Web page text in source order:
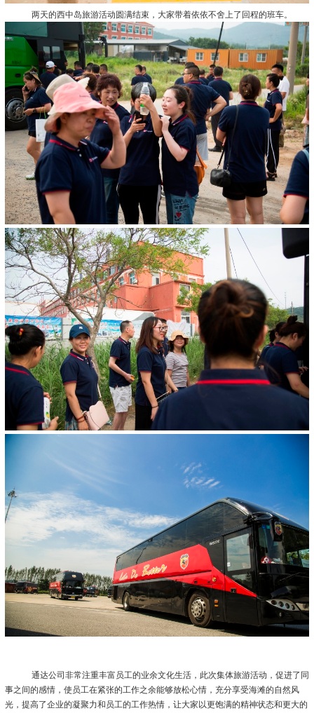
两天的西中岛旅游活动圆满结束，大家带着依依不舍上了回程的班车。
通达公司非常注重丰富员工的业余文化生活，此次集体旅游活动，促进了同
事之间的感情，使员工在紧张的工作之余能够放松心情，充分享受海滩的自然风
光，提高了企业的凝聚力和员工的工作热情，让大家以更饱满的精神状态和更大的